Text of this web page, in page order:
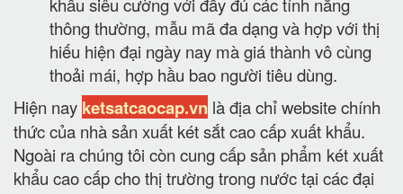
thông thường, mẫu mã đa dạng và hợp với thị
hiếu hiện đại ngày nay mà giá thành vô cùng
thoải mái, hợp hầu bao người tiêu dùng.
Hiện nay ketsatcaocap.vn là địa chỉ website chính
thức của nhà sản xuất két sắt cao cấp xuất khẩu.
Ngoài ra chúng tôi còn cung cấp sản phẩm két xuất
khẩu cao cấp cho thị trường trong nước tại các đại